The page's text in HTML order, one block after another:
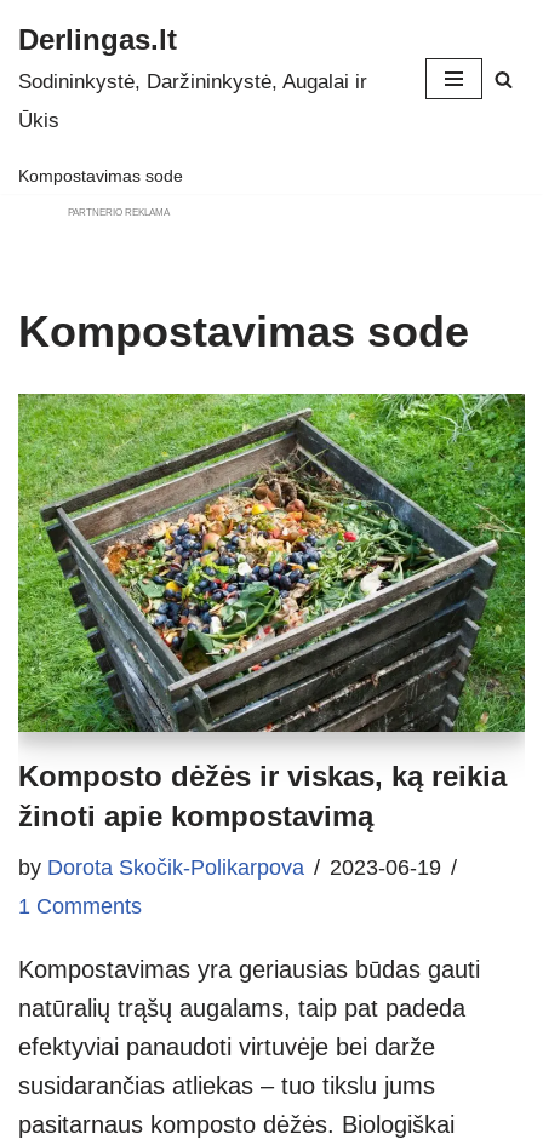
Skip
to
Derlingas.lt
Sodininkystė, Daržininkystė, Augalai ir
Ūkis
Kompostavimas sode
PARTNERIO REKLAMA
Kompostavimas sode
Komposto dėžės ir viskas, ką reikia
žinoti apie kompostavimą
by Dorota Skočik-Polikarpova
2023-06-19
1 Comments
Kompostavimas yra geriausias būdas gauti
natūralių trąšų augalams, taip pat padeda
efektyviai panaudoti virtuvėje bei darže
susidarančias atliekas – tuo tikslu jums
pasitarnaus komposto dėžės. Biologiškai